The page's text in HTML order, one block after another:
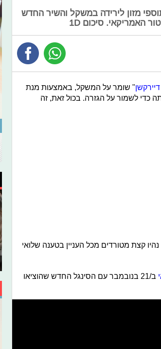
מזון לירידה במשקל והשיר החדש
דיירקשן" שומר על המשקל, באמצעות מנת
כדי לשמור על הגזרה. בכול זאת, זה
קצת מטורדים מכל העניין בטענה שלואי
ב/21 בנובמבר עם הסינגל החדש שהוציאו